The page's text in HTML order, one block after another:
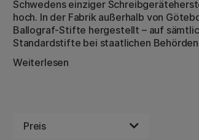
Schwedens einziger
hoch. In der Fabrik außerhalb von
Ballograf-Stifte hergestellt – auf
Standardstifte bei staatlichen
Schweden die klassischen Modelle
Modelle und Farben sind weitverbreitet
Weiterlesen
Preis